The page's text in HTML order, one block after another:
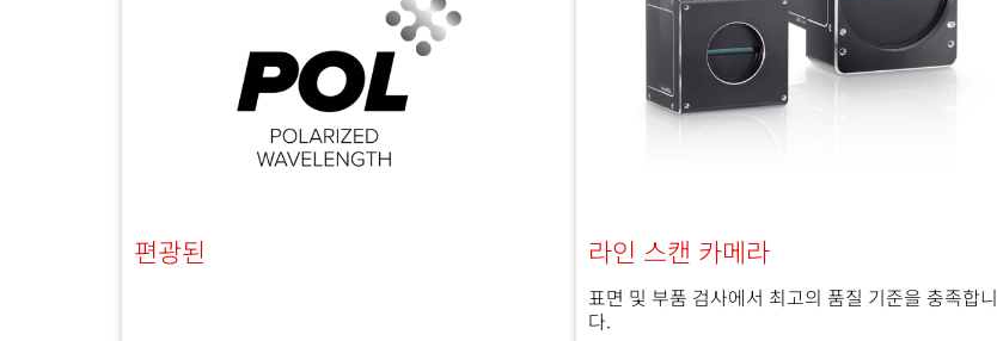
편광된 라인 스캔 카메라
표면 및 부품 검사에서 최고의 품질 기준을 충족합니
다.